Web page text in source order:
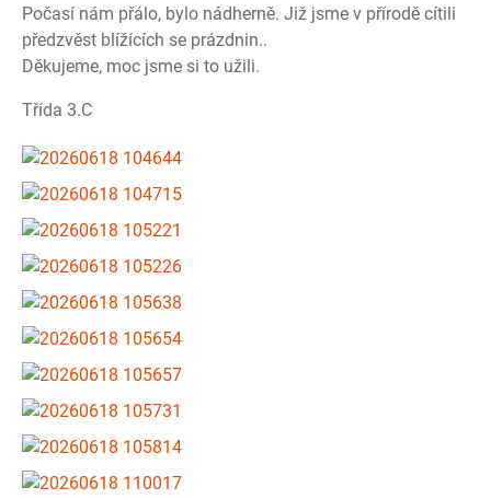
Počasí nám přálo, bylo nádherně. Již jsme v přírodě cítili
předzvěst blížících se prázdnin..
Děkujeme, moc jsme si to užili.
Třída 3.C